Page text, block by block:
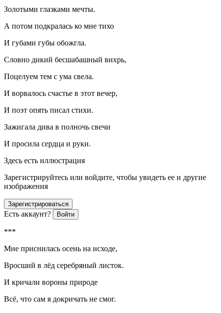
Золотыми глазками мечты.
А потом подкралась ко мне тихо
И губами губы обожгла.
Словно дикий бесшабашный вихрь,
Поцелуем тем с ума свела.
И ворвалось счастье в этот вечер,
И поэт опять писал стихи.
Зажигала дива в полночь свечи
И просила сердца и руки.
Здесь есть иллюстрация
Зарегистрируйтесь или войдите, чтобы увидеть ее и другие
изображения
Зарегистрироваться
Есть аккаунт? Войти
***
Мне приснилась осень на исходе,
Вросший в лёд серебряный листок.
И кричали вороны природе
Всё, что сам я докричать не смог.